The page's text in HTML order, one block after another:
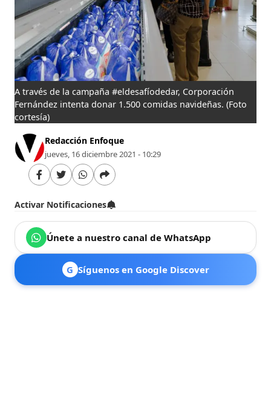
A través de la campaña #eldesafíodedar, Corporación
Fernández intenta donar 1.500 comidas navideñas.(Foto
cortesía)
Redacción Enfoque
jueves, 16 diciembre 2021 - 10:29
Activar Notificaciones
Únete a nuestro canal de WhatsApp
G Síguenos en Google Discover